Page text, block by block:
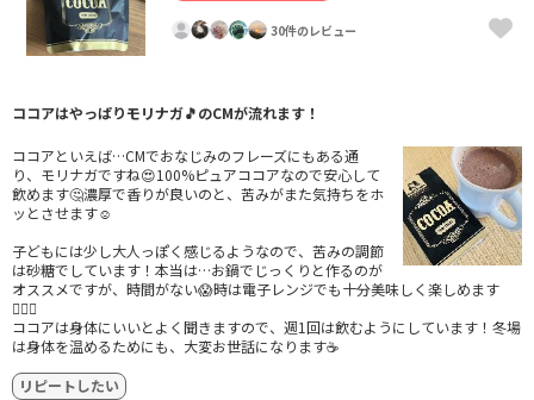
30件のレビュー
ココアはやっぱりモリナガ🎵のCMが流れます！
ココアといえば…CMでおなじみのフレーズにもある通
り、モリナガですね😍100%ピュアココアなので安心して
飲めます🤔濃厚で香りが良いのと、苦みがまた気持ちをホ
ッとさせます☺️
子どもには少し大人っぽく感じるようなので、苦みの調節
は砂糖でしています！本当は…お鍋でじっくりと作るのが
オススメですが、時間がない😱時は電子レンジでも十分美味しく楽しめます
🙆🏻‍♀️
ココアは身体にいいとよく聞きますので、週1回は飲むようにしています！冬場
は身体を温めるためにも、大変お世話になります☕
リピートしたい